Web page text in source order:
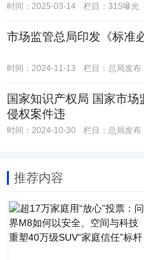
时间：2025-03-14 栏目： 315曝光
市场监管总局印发《标准
时间：2024-11-13 栏目： 总局发布
国家知识产权局 国家市
侵权案件违
时间：2024-10-30 栏目： 总局发布
推荐内容